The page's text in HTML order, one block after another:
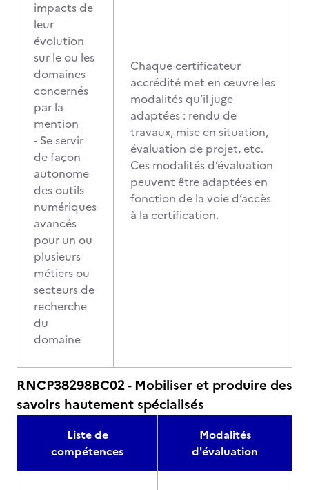
impacts de
leur
évolution
sur le ou les
domaines
concernés
par la
mention
- Se servir
de façon
autonome
des outils
numériques
avancés
pour un ou
plusieurs
métiers ou
secteurs de
recherche
du
domaine
Chaque certificateur
accrédité met en œuvre les
modalités qu’il juge
adaptées : rendu de
travaux, mise en situation,
évaluation de projet, etc.
Ces modalités d’évaluation
peuvent être adaptées en
fonction de la voie d’accès
à la certification.
RNCP38298BC02 - Mobiliser et produire des
savoirs hautement spécialisés
Liste de
compétences
Modalités
d'évaluation